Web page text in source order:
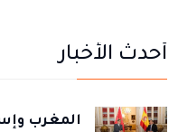
أحدث الأخبار
المغرب